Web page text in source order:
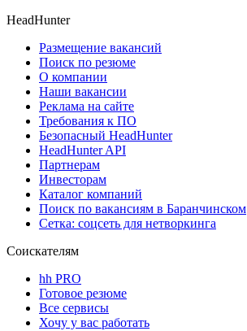
HeadHunter
Размещение вакансий
Поиск по резюме
О компании
Наши вакансии
Реклама на сайте
Требования к ПО
Безопасный HeadHunter
HeadHunter API
Партнерам
Инвесторам
Каталог компаний
Поиск по вакансиям в Баранчинском
Сетка: соцсеть для нетворкинга
Соискателям
hh PRO
Готовое резюме
Все сервисы
Хочу у вас работать